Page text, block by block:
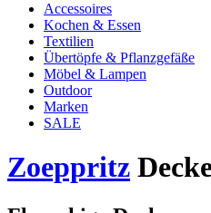
Accessoires
Kochen & Essen
Textilien
Übertöpfe & Pflanzgefäße
Möbel & Lampen
Outdoor
Marken
SALE
Zoeppritz